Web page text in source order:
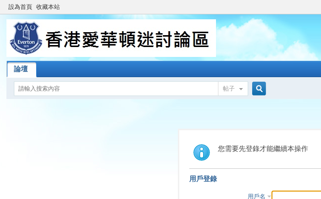
設為首頁 收藏本站
論壇
帖子
索
您需要先登錄才能繼續本操作
用戶登錄
用戶名